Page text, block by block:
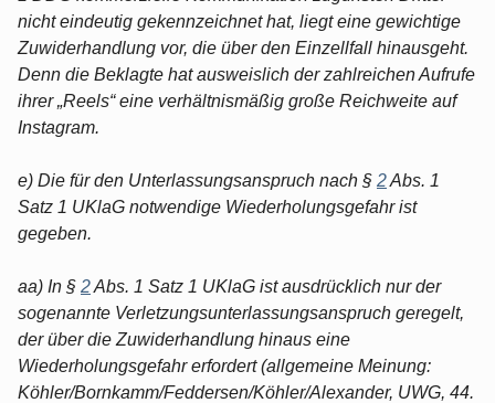
nicht eindeutig gekennzeichnet hat, liegt eine gewichtige
Zuwiderhandlung vor, die über den Einzellfall hinausgeht.
Denn die Beklagte hat ausweislich der zahlreichen Aufrufe
ihrer „Reels“ eine verhältnismäßig große Reichweite auf
Instagram.
e) Die für den Unterlassungsanspruch nach § 2Abs. 1
Satz 1 UKlaG notwendige Wiederholungsgefahr ist
gegeben.
aa) In § 2Abs. 1 Satz 1 UKlaG ist ausdrücklich nur der
sogenannte Verletzungsunterlassungsanspruch geregelt,
der über die Zuwiderhandlung hinaus eine
Wiederholungsgefahr erfordert (allgemeine Meinung:
Köhler/Bornkamm/Feddersen/Köhler/Alexander, UWG, 44.